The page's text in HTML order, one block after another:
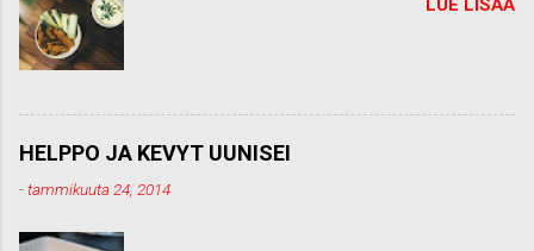
LUE LISÄÄ
HELPPO JA KEVYT UUNISEI
-tammikuuta 24, 2014